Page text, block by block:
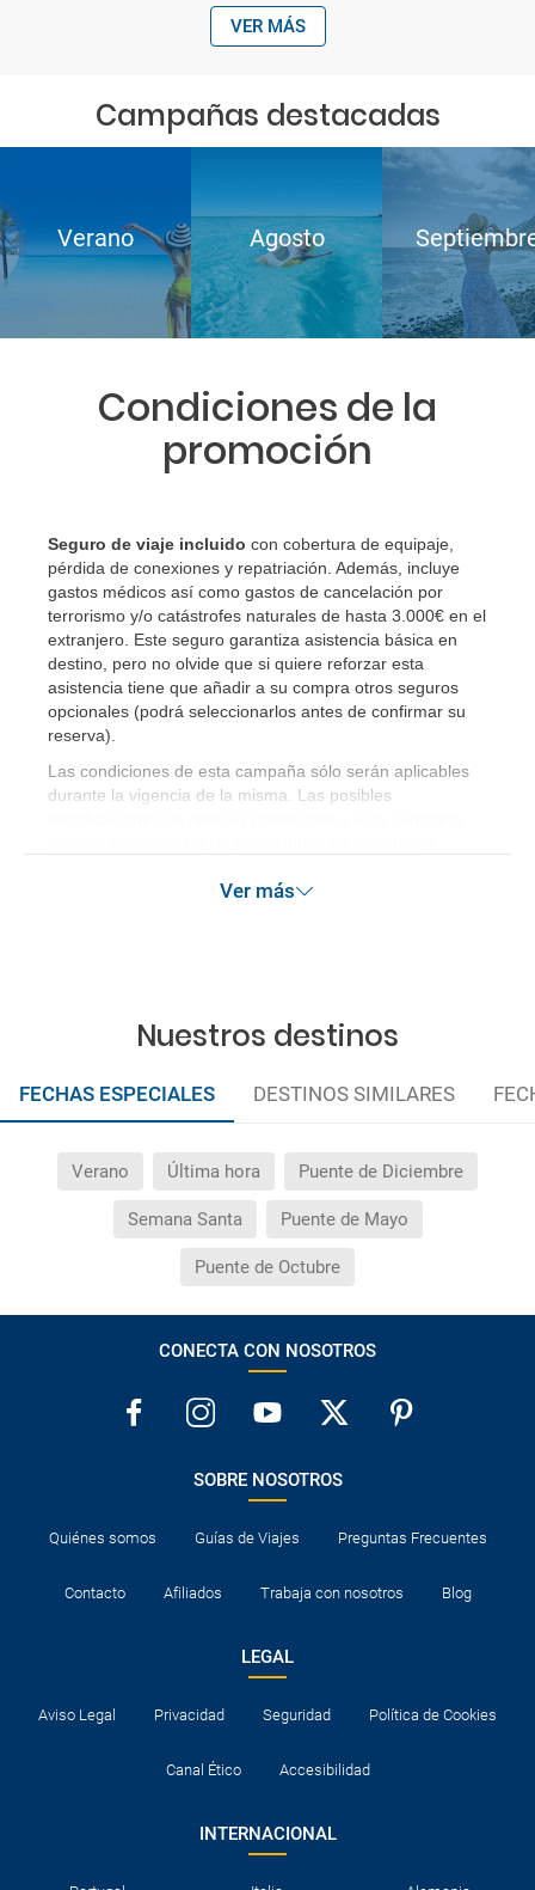
VER MÁS
Campañas destacadas
Verano Agosto
Condiciones de la
promoción
Seguro de viaje incluido con cobertura de equipaje,
pérdida de conexiones y repatriación. Además, incluye
gastos médicos así como gastos de cancelación por
terrorismo y/o catástrofes naturales de hasta 3.000€ en el
extranjero. Este seguro garantiza asistencia básica en
destino, pero no olvide que si quiere reforzar esta
asistencia tiene que añadir a su compra otros seguros
opcionales (podrá seleccionarlos antes de confirmar su
reserva)
Las condiciones de esta campaña sólo serán aplicables
durante la vigencia de la misma. Las posibles
Ver más
Nuestros destinos
FECHAS ESPECIALES DESTINOS SIMILARES
Verano Última hora Puente de Diciembre
Semana Santa Puente de Mayo
Puente de Octubre
CONECTA CON NOSOTROS
SOBRE NOSOTROS
Quiénes somos Guías de Viajes Preguntas Frecuentes
Contacto Afiliados Trabaja con nosotros Blog
LEGAL
Aviso Legal Privacidad Seguridad Política de Cookies
Canal Ético Accesibilidad
INTERNACIONAL